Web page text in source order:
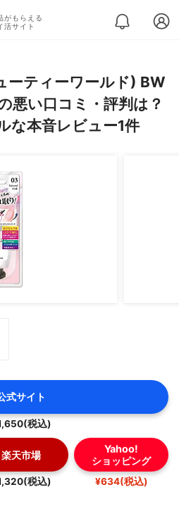
がもらえる
活サイト
ティーワールド) BW
悪い口コミ・評判は？
な本音レビュー1件
式サイト
税込)
楽天市場
税込)
Yahoo!
ショッピング
¥634(税込)